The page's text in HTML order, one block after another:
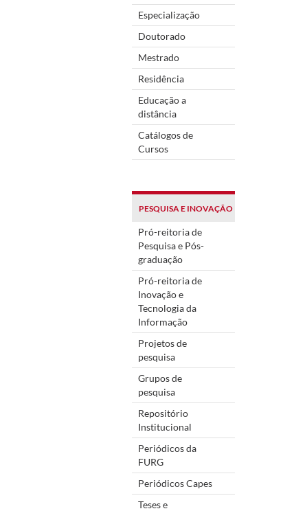
Especialização
Doutorado
Mestrado
Residência
Educação a
distância
Catálogos de
Cursos
PESQUISA E INOVAÇÃO
Pró-reitoria de
Pesquisa e Pós-
graduação
Pró-reitoria de
Inovação e
Tecnologia da
Informação
Projetos de
pesquisa
Grupos de
pesquisa
Repositório
Institucional
Periódicos da
FURG
Periódicos Capes
Teses e